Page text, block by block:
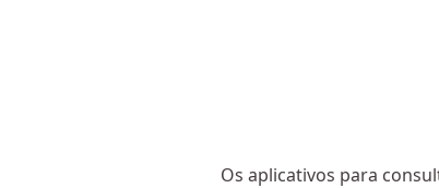
Os aplicativos para